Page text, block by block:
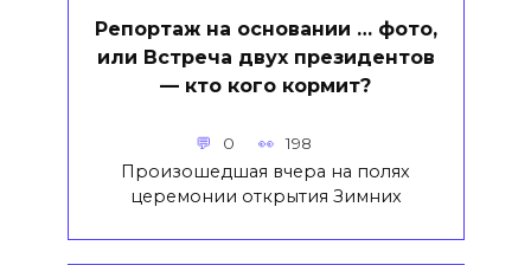
Репортаж на основании … фото,
или Встреча двух президентов
— кто кого кормит?
0 198
Произошедшая вчера на полях
церемонии открытия Зимних